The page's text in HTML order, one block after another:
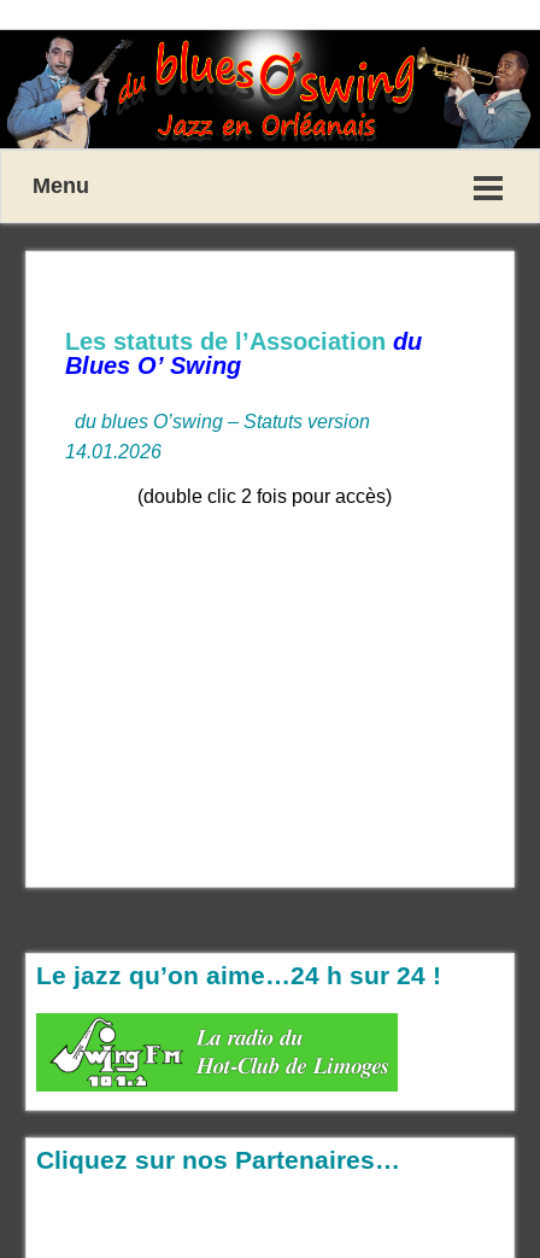
Menu
Les statuts de l’Association du
Blues O’ Swing
du blues O’swing – Statuts version
14.01.2026
(double clic 2 fois pour accès)
Le jazz qu’on aime…24 h sur 24 !
Cliquez sur nos Partenaires…